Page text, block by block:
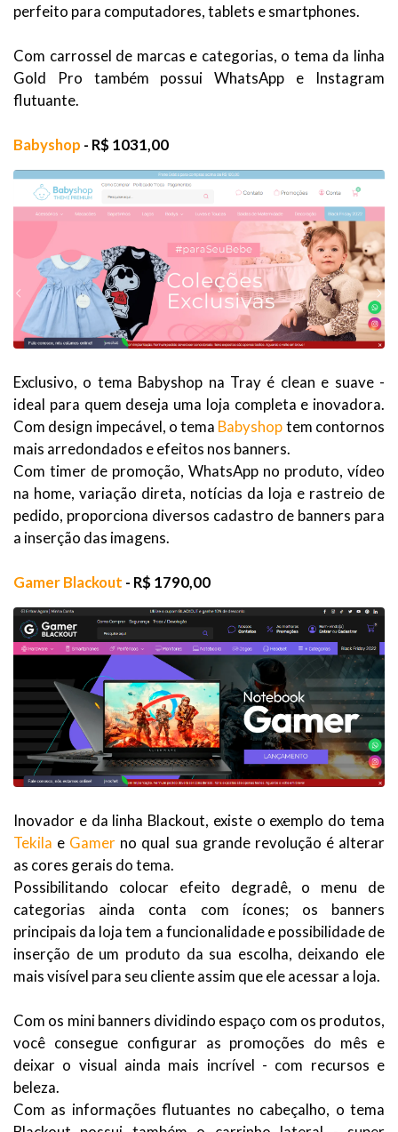
perfeito para computadores, tablets e smartphones.
Com carrossel de marcas e categorias, o tema da linha
Gold Pro também possui WhatsApp e Instagram
flutuante.
Babyshop - R$ 1031,00
Exclusivo, o tema Babyshop na Tray é clean e suave -
ideal para quem deseja uma loja completa e inovadora.
Com design impecável, o tema Babyshoptem contornos
mais arredondados e efeitos nos banners.
Com timer de promoção, WhatsApp no produto, vídeo
na home, variação direta, notícias da loja e rastreio de
pedido, proporciona diversos cadastro de banners para
a inserção das imagens.
Gamer Blackout - R$ 1790,00
Inovador e da linha Blackout, existe o exemplo do tema
Tekila e Gamer no qual sua grande revolução é alterar
as cores gerais do tema.
Possibilitando colocar efeito degradê, o menu de
categorias ainda conta com ícones; os banners
principais da loja tem a funcionalidade e possibilidade de
inserção de um produto da sua escolha, deixando ele
mais visível para seu cliente assim que ele acessar a loja.
Com os mini banners dividindo espaço com os produtos,
você consegue configurar as promoções do mês e
deixar o visual ainda mais incrível - com recursos e
beleza.
Com as informações flutuantes no cabeçalho, o tema